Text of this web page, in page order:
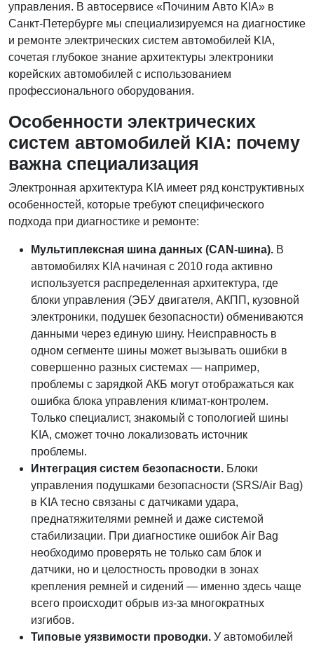
управления. В автосервисе «Починим Авто KIA» в
Санкт-Петербурге мы специализируемся на диагностике
и ремонте электрических систем автомобилей KIA,
сочетая глубокое знание архитектуры электроники
корейских автомобилей с использованием
профессионального оборудования.
Особенности электрических
систем автомобилей KIA: почему
важна специализация
Электронная архитектура KIA имеет ряд конструктивных
особенностей, которые требуют специфического
подхода при диагностике и ремонте:
Мультиплексная шина данных (CAN-шина). В
автомобилях KIA начиная с 2010 года активно
используется распределенная архитектура, где
блоки управления (ЭБУ двигателя, АКПП, кузовной
электроники, подушек безопасности) обмениваются
данными через единую шину. Неисправность в
одном сегменте шины может вызывать ошибки в
совершенно разных системах — например,
проблемы с зарядкой АКБ могут отображаться как
ошибка блока управления климат-контролем.
Только специалист, знакомый с топологией шины
KIA, сможет точно локализовать источник
проблемы.
Интеграция систем безопасности. Блоки
управления подушками безопасности (SRS/Air Bag)
в KIA тесно связаны с датчиками удара,
преднатяжителями ремней и даже системой
стабилизации. При диагностике ошибок Air Bag
необходимо проверять не только сам блок и
датчики, но и целостность проводки в зонах
крепления ремней и сидений — именно здесь чаще
всего происходит обрыв из-за многократных
изгибов.
Типовые уязвимости проводки. У автомобилей